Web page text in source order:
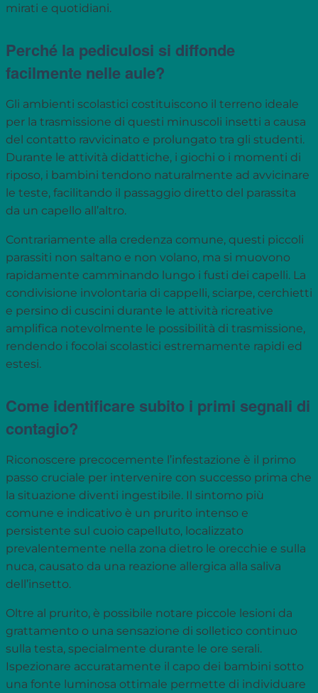
mirati e quotidiani.
Perché la pediculosi si diffonde
facilmente nelle aule?
Gli ambienti scolastici costituiscono il terreno ideale
per la trasmissione di questi minuscoli insetti a causa
del contatto ravvicinato e prolungato tra gli studenti.
Durante le attività didattiche, i giochi o i momenti di
riposo, i bambini tendono naturalmente ad avvicinare
le teste, facilitando il passaggio diretto del parassita
da un capello all’altro.
Contrariamente alla credenza comune, questi piccoli
parassiti non saltano e non volano, ma si muovono
rapidamente camminando lungo i fusti dei capelli. La
condivisione involontaria di cappelli, sciarpe, cerchietti
e persino di cuscini durante le attività ricreative
amplifica notevolmente le possibilità di trasmissione,
rendendo i focolai scolastici estremamente rapidi ed
estesi.
Come identificare subito i primi segnali di
contagio?
Riconoscere precocemente l’infestazione è il primo
passo cruciale per intervenire con successo prima che
la situazione diventi ingestibile. Il sintomo più
comune e indicativo è un prurito intenso e
persistente sul cuoio capelluto, localizzato
prevalentemente nella zona dietro le orecchie e sulla
nuca, causato da una reazione allergica alla saliva
dell’insetto.
Oltre al prurito, è possibile notare piccole lesioni da
grattamento o una sensazione di solletico continuo
sulla testa, specialmente durante le ore serali.
Ispezionare accuratamente il capo dei bambini sotto
una fonte luminosa ottimale permette di individuare